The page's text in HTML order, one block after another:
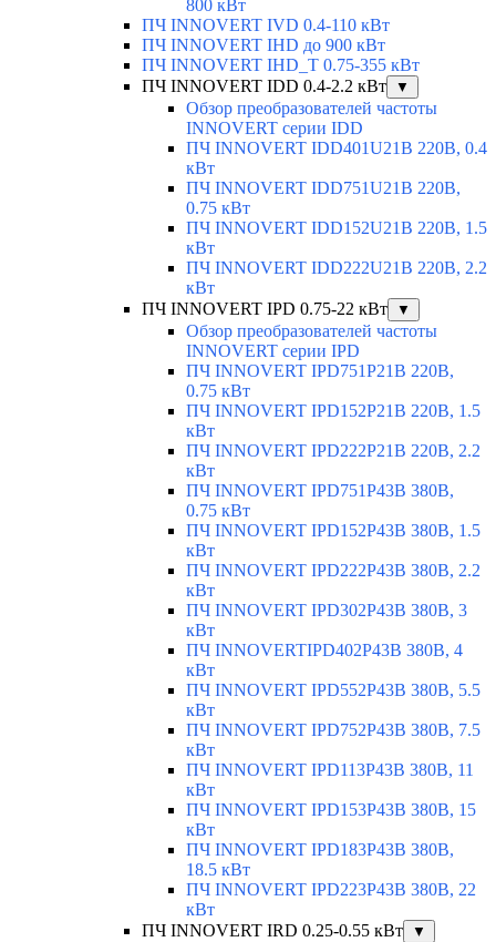
800 кВт
ПЧ INNOVERT IVD 0.4-110 кВт
ПЧ INNOVERT IHD до 900 кВт
ПЧ INNOVERT IHD_T 0.75-355 кВт
ПЧ INNOVERT IDD 0.4-2.2 кВт
▼
Обзор преобразователей частоты
INNOVERT серии IDD
ПЧ INNOVERT IDD401U21B 220В, 0.4
кВт
ПЧ INNOVERT IDD751U21B 220В,
0.75 кВт
ПЧ INNOVERT IDD152U21B 220В, 1.5
кВт
ПЧ INNOVERT IDD222U21B 220В, 2.2
кВт
ПЧ INNOVERT IPD 0.75-22 кВт
▼
Обзор преобразователей частоты
INNOVERT серии IPD
ПЧ INNOVERT IPD751P21B 220В,
0.75 кВт
ПЧ INNOVERT IPD152P21B 220В, 1.5
кВт
ПЧ INNOVERT IPD222P21B 220В, 2.2
кВт
ПЧ INNOVERT IPD751P43B 380В,
0.75 кВт
ПЧ INNOVERT IPD152P43B 380В, 1.5
кВт
ПЧ INNOVERT IPD222P43B 380В, 2.2
кВт
ПЧ INNOVERT IPD302P43B 380В, 3
кВт
ПЧ INNOVERTIPD402P43B 380В, 4
кВт
ПЧ INNOVERT IPD552P43B 380В, 5.5
кВт
ПЧ INNOVERT IPD752P43B 380В, 7.5
кВт
ПЧ INNOVERT IPD113P43B 380В, 11
кВт
ПЧ INNOVERT IPD153P43B 380В, 15
кВт
ПЧ INNOVERT IPD183P43B 380В,
18.5 кВт
ПЧ INNOVERT IPD223P43B 380В, 22
кВт
ПЧ INNOVERT IRD 0.25-0.55 кВт
▼